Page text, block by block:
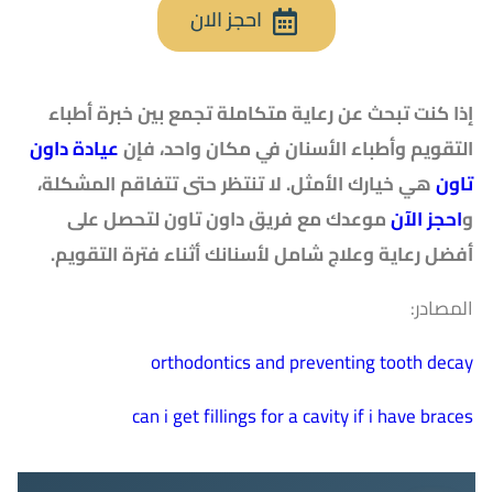
احجز الان
إذا كنت تبحث عن رعاية متكاملة تجمع بين خبرة أطباء
التقويم وأطباء الأسنان في مكان واحد، فإنعيادة داون
تاونهي خيارك الأمثل. لا تنتظر حتى تتفاقم المشكلة،
واحجز الآنموعدك مع فريق داون تاون لتحصل على
أفضل رعاية وعلاج شامل لأسنانك أثناء فترة التقويم.
المصادر:
orthodontics and preventing tooth decay
can i get fillings for a cavity if i have braces